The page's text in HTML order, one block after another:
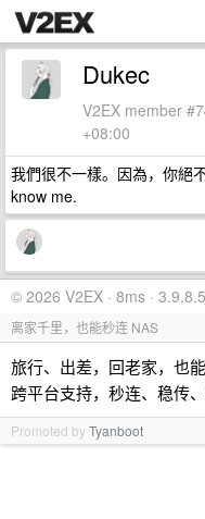
Dukec
V2EX member
+08:00
我們很不一樣。因為，你絕
know me.
© 2026 V2EX · 8ms · 3.9.8.5
离家千里，也能秒连 NAS
旅行、出差，回老家，也
跨平台支持，秒连、稳传
Promoted byTyanboot